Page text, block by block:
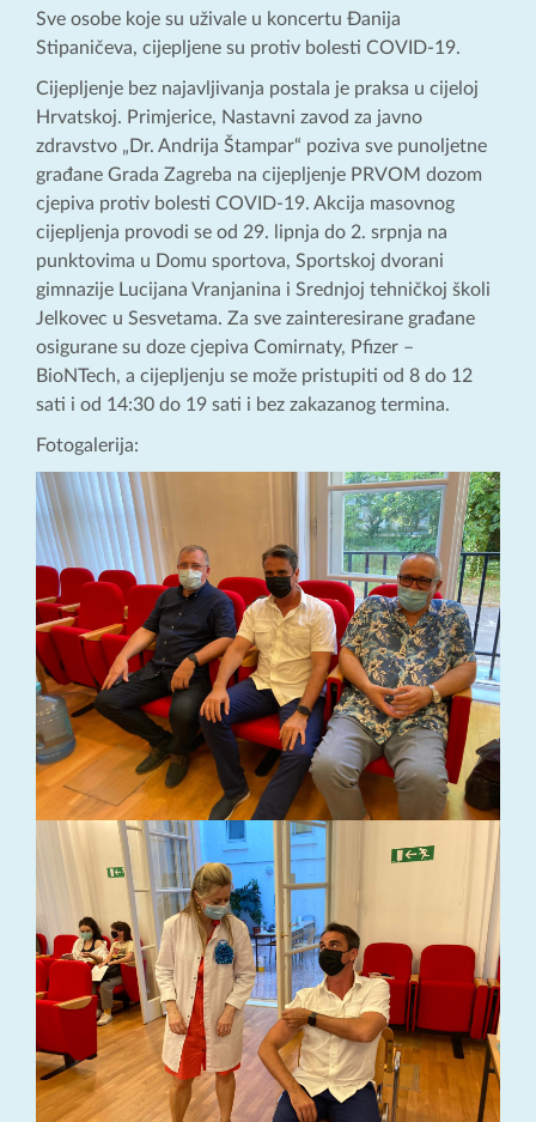
Sve osobe koje su uživale u koncertu Đanija
Stipaničeva, cijepljene su protiv bolesti COVID-19.
Cijepljenje bez najavljivanja postala je praksa u cijeloj
Hrvatskoj. Primjerice, Nastavni zavod za javno
zdravstvo „Dr. Andrija Štampar“ poziva sve punoljetne
građane Grada Zagreba na cijepljenje PRVOM dozom
cjepiva protiv bolesti COVID-19. Akcija masovnog
cijepljenja provodi se od 29. lipnja do 2. srpnja na
punktovima u Domu sportova, Sportskoj dvorani
gimnazije Lucijana Vranjanina i Srednjoj tehničkoj školi
Jelkovec u Sesvetama. Za sve zainteresirane građane
osigurane su doze cjepiva Comirnaty, Pfizer –
BioNTech, a cijepljenju se može pristupiti od 8 do 12
sati i od 14:30 do 19 sati i bez zakazanog termina.
Fotogalerija: